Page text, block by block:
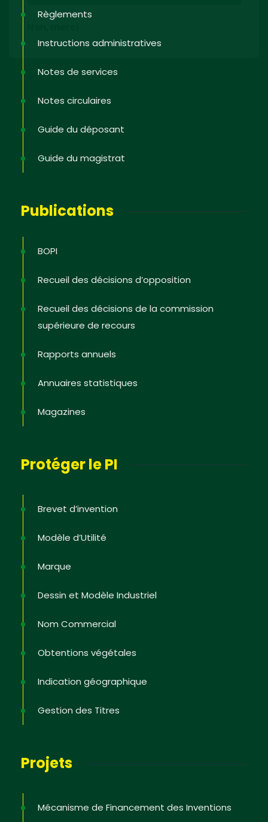
Règlements
Instructions administratives
Notes de services
Notes circulaires
Guide du déposant
Guide du magistrat
Publications
BOPI
Recueil des décisions d’opposition
Recueil des décisions de la commission
supérieure de recours
Rapports annuels
Annuaires statistiques
Magazines
Protéger le PI
Brevet d’invention
Modèle d’Utilité
Marque
Dessin et Modèle Industriel
Nom Commercial
Obtentions végétales
Indication géographique
Gestion des Titres
Projets
Mécanisme de Financement des Inventions